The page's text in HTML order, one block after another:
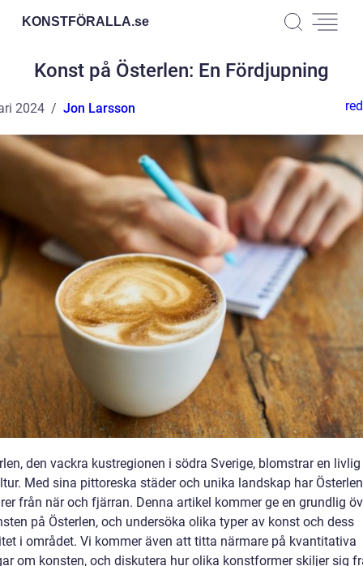
KONSTFÖRALLA.se
Konst på Österlen: En Fördjupning
2024 Jon Larsson
den vackra kustregionen i södra Sverige, blomstrar en livlig
Med sina pittoreska städer och unika landskap har
från när och fjärran. Denna artikel kommer ge en grundlig
på Österlen, och undersöka olika typer av konst och dess
i området. Vi kommer även att titta närmare på kvantitativa
om konsten, och diskutera hur olika konstformer skiljer sig